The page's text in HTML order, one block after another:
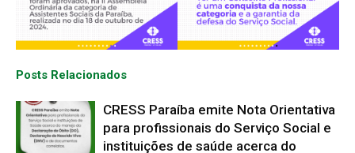
Posts Relacionados
CRESS Paraíba emite Nota Orientativa
para profissionais do Serviço Social e
instituições de saúde acerca do